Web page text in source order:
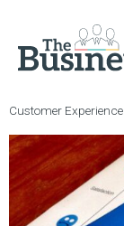
Customer Experience